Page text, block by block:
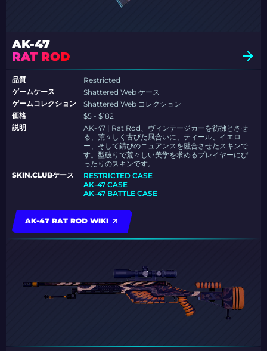
AK-47
RAT ROD
品質
Restricted
ゲームケース
Shattered Web ケース
ゲームコレクション
Shattered Web コレクション
価格
$5 - $182
説明
AK-47 | Rat Rod、ヴィンテージカーを彷彿とさせ
る、荒々しく古びた風合いに、ティール、イエロ
ー、そして錆びのニュアンスを融合させたスキンで
す。型破りで荒々しい美学を求めるプレイヤーにぴ
ったりのスキンです。
SKIN.CLUBケース
RESTRICTED CASE
AK-47 CASE
AK-47 BATTLE CASE
AK-47 RAT ROD WIKI